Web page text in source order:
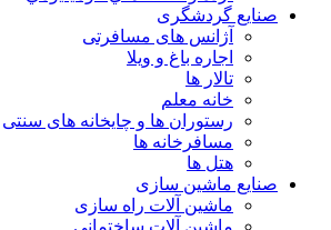
صنایع گردشگری
آژانس های مسافرتی
اجاره باغ و ویلا
تالار ها
خانه معلم
رستوران ها و چایخانه های سنتی
مسافرخانه ها
هتل ها
صنایع ماشین سازی
ماشین آلات راه سازی
ماشین آلات ساختمانی